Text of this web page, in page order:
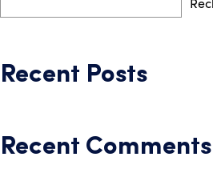
Recent Posts
Recent Comments